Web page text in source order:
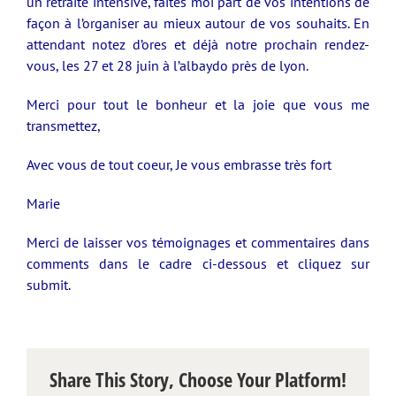
façon à l’organiser au mieux autour de vos souhaits. En
attendant notez d’ores et déjà notre prochain rendez-
vous, les 27 et 28 juin à l’albaydo près de lyon.
Merci pour tout le bonheur et la joie que vous me
transmettez,
Avec vous de tout coeur, Je vous embrasse très fort
Marie
Merci de laisser vos témoignages et commentaires dans
comments dans le cadre ci-dessous et cliquez sur
submit.
Share This Story, Choose Your Platform!